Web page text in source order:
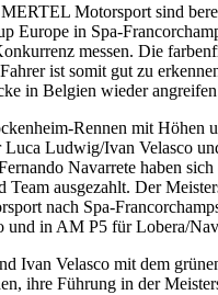
Motorsport sind
Europe in Spa-
messen. Die
ist somit gut zu
in Belgien wieder
Rennen mit Höhen
Luca Ludwig/Ivan Velasco
Navarrete haben
Team ausgezahlt. Der
nach Spa-
und in AM P5 für Lobera/
Ivan Velasco mit dem
ihre Führung in der